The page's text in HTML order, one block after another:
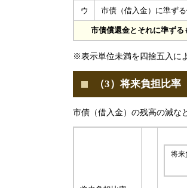
ウ 市債（借入金）に準ず
市債償還金とそれに準ずる
※表示単位未満を四捨五入に
（3）将来負担比率
市債（借入金）の残高の減な
将来